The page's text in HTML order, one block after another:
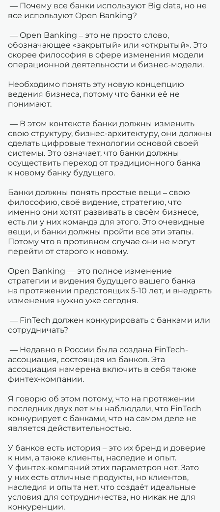
— Почему все банки используют Big data, но не
все используют Open Banking?
— Open Banking – это не просто слово,
обозначающее «закрытый» или «открытый». Это
скорее философия в сфере изменения модели
операционной деятельности и бизнес-модели.
Необходимо понять эту новую концепцию
ведения бизнеса, потому что банки её не
понимают.
— В этом контексте банки должны изменить
свою структуру, бизнес-архитектуру, они должны
сделать цифровые технологии основой своей
системы. Это означает, что банки должны
осуществить переход от традиционного банка
к новому банку будущего.
Банки должны понять простые вещи – свою
философию, своё видение, стратегию, что
именно они хотят развивать в своём бизнесе,
есть ли у них команда для этого. Это очевидные
вещи, и банки должны пройти все эти этапы.
Потому что в противном случае они не могут
перейти от старого к новому.
Open Banking — это полное изменение
стратегии и видения будущего вашего банка
на протяжении предстоящих 5-10 лет, и внедрять
изменения нужно уже сегодня.
— FinTech должен конкурировать с банками или
сотрудничать?
— Недавно в России была создана FinTech-
ассоциация, состоящая из банков. Эта
ассоциация намерена включить в себя также
финтех-компании.
Я говорю об этом потому, что на протяжении
последних двух лет мы наблюдали, что FinTech
конкурирует с банками, что на самом деле не
является действительностью.
У банков есть история – это их бренд и доверие
к ним, а также клиенты, наследие и опыт.
У финтех-компаний этих параметров нет. Зато
у них есть отличные продукты, но клиентов,
наследия и опыта нет, что создаёт идеальные
условия для сотрудничества, но никак не для
конкуренции.